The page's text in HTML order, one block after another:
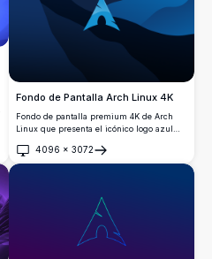
Fondo de Pantalla Arch Linux 4K
Fondo de pantalla premium 4K de Arch
Linux que presenta el icónico logo azul
en tonos azul marino profundo y azul.
Perfecto fondo de escritorio de ultra alta
estética moderna y profesional.
4096 × 3072
Abrir